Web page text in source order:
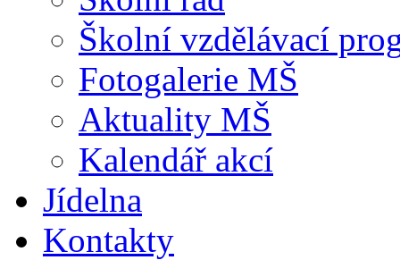
Školní vzdělávací
Fotogalerie MŠ
Aktuality MŠ
Kalendář akcí
Jídelna
Kontakty